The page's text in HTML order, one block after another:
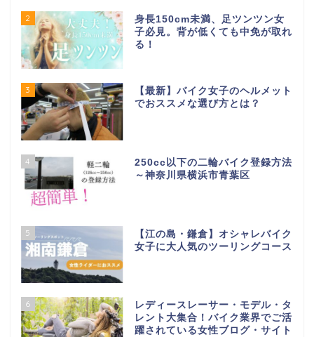
2
身長150cm未満、足ツンツン女
子必見。背が低くても中免が取れ
る！
3
【最新】バイク女子のヘルメット
でおススメな選び方とは？
4
250cc以下の二輪バイク登録方法
～神奈川県横浜市青葉区
5
【江の島・鎌倉】オシャレバイク
女子に大人気のツーリングコース
6
レディースレーサー・モデル・タ
レント大集合！バイク業界でご活
躍されている女性ブログ・サイト